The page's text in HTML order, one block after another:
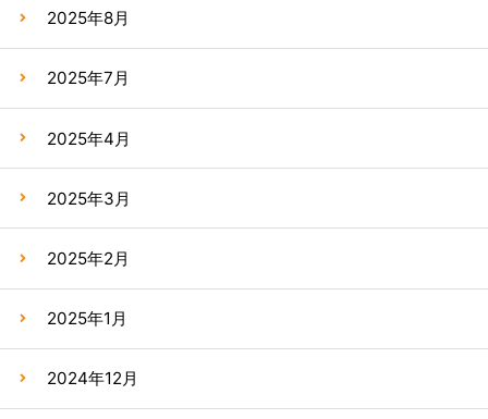
2025年8月
2025年7月
2025年4月
2025年3月
2025年2月
2025年1月
2024年12月